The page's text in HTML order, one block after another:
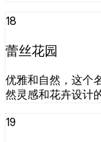
18
蕾丝花园
优雅和自然，这个
然灵感和花卉设计
19